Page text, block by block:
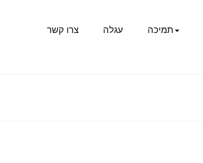
תמיכה עגלה צרו קשר